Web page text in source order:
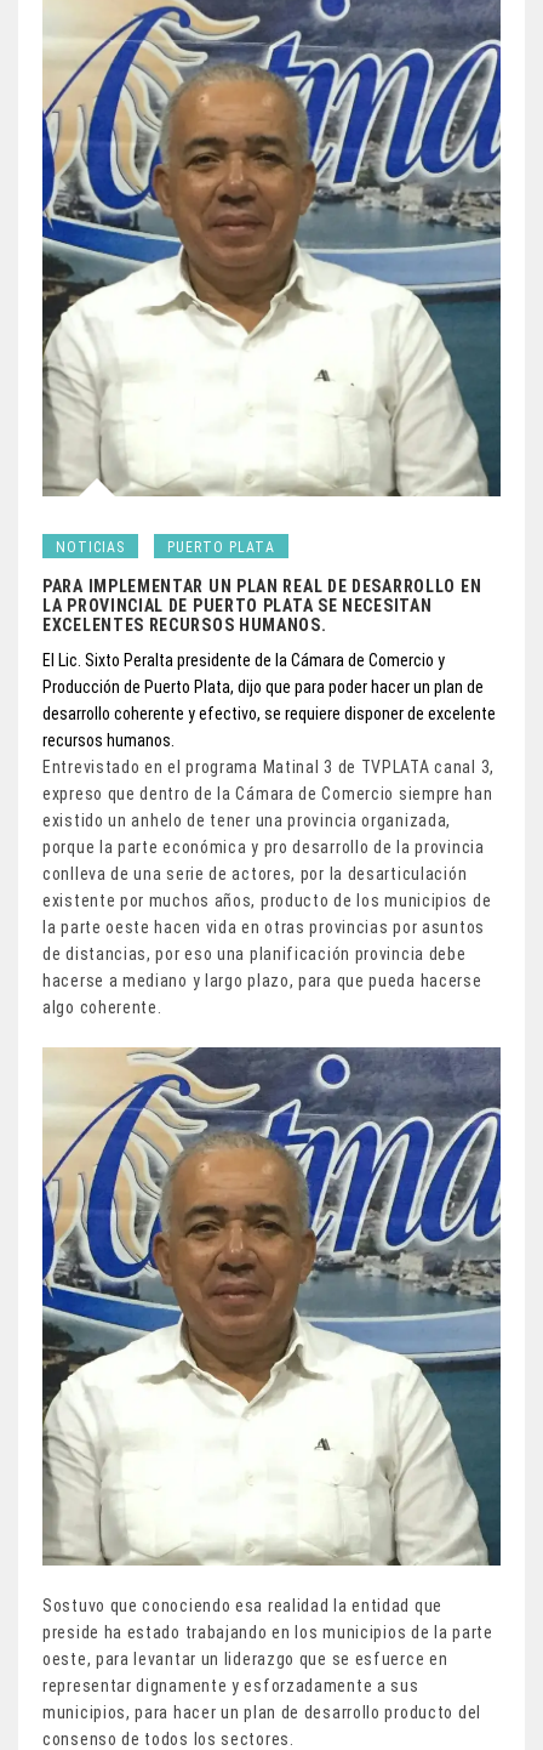
NOTICIAS PUERTO PLATA
PARA IMPLEMENTAR UN PLAN REAL DE DESARROLLO EN
LA PROVINCIAL DE PUERTO PLATA SE NECESITAN
EXCELENTES RECURSOS HUMANOS.
El Lic. Sixto Peralta presidente de la Cámara de Comercio y
Producción de Puerto Plata, dijo que para poder hacer un plan de
desarrollo coherente y efectivo, se requiere disponer de excelente
recursos humanos.
Entrevistado en el programa Matinal 3 de TVPLATA canal 3,
expreso que dentro de la Cámara de Comercio siempre han
existido un anhelo de tener una provincia organizada,
porque la parte económica y pro desarrollo de la provincia
conlleva de una serie de actores, por la desarticulación
existente por muchos años, producto de los municipios de
la parte oeste hacen vida en otras provincias por asuntos
de distancias, por eso una planificación provincia debe
hacerse a mediano y largo plazo, para que pueda hacerse
algo coherente.
Sostuvo que conociendo esa realidad la entidad que
preside ha estado trabajando en los municipios de la parte
oeste, para levantar un liderazgo que se esfuerce en
representar dignamente y esforzadamente a sus
municipios, para hacer un plan de desarrollo producto del
consenso de todos los sectores.